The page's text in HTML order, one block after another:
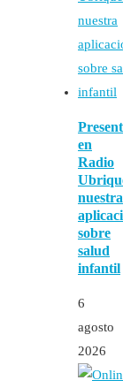
en
Radio
nuestra
sobre
salud
infantil
6
agosto
2026